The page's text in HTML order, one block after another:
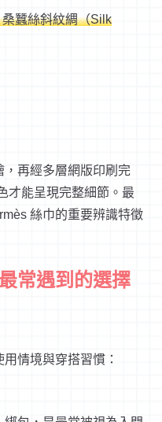
桑蠶絲斜紋綢（Silk
再經多層網版印刷完
才能呈現完整細節。最
絲巾的重要辨識特徵
常遇到的選擇
情境與穿搭習慣：